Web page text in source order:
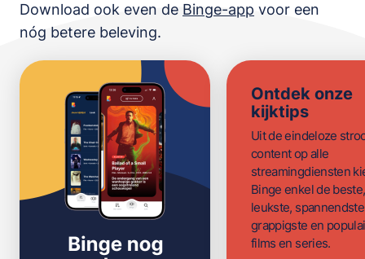
Download ook even de Binge-app voor een
nóg betere beleving.
Ontdek onze
kijktips
Uit de eindeloze
content op alle
streamingdiensten
Binge enkel de beste,
leukste,
grappigste en
films en series.